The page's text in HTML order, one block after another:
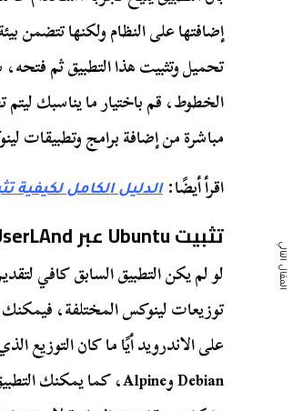
إضافتها على النظام ولكنها تتضمن
تحميل وتثبيت هذا التطبيق ثم
الخطوط، قم باختيار ما يناسبك
مباشرة من إضافة برامج وتطبيقات
اقرأ أيضًا:الدليل الكامل لكيفية
تثبيت Ubuntu عبر UserLAnd
لو لم يكن التطبيق السابق كافي
توزيعات لينوكس المختلفة،
المقال التالي